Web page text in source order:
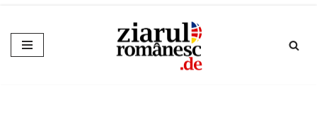
Sari
la